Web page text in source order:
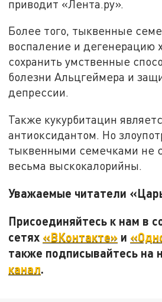
приводит «Лента.ру».
Более того, тыквенные
воспаление и дегенерацию
сохранить умственные
болезни Альцгеймера и
депрессии.
Также кукурбитацин
антиоксидантом. Но
тыквенными семечками не
весьма выскокалорийны.
Уважаемые читатели
Присоединяйтесь к нам в
сетях «ВКонтакте» и
также подписывайтесь на
канал.